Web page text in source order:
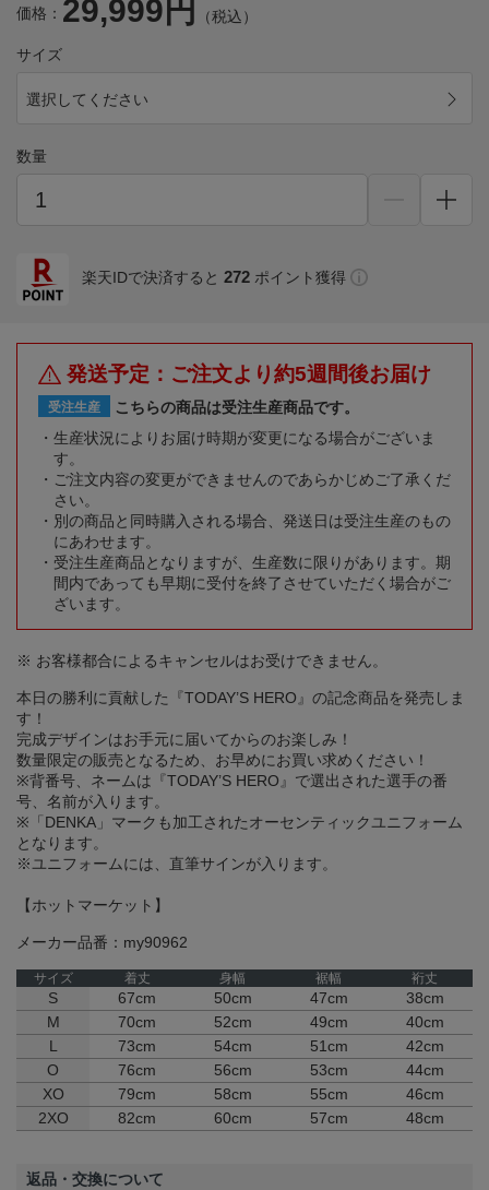
価格： 29,999円 （税込）
サイズ
選択してください
数量
楽天IDで決済すると 272 ポイント獲得
発送予定：ご注文より約5週間後お届け
受注生産
こちらの商品は受注生産商品です。
生産状況によりお届け時期が変更になる場合がございま
す。
ご注文内容の変更ができませんのであらかじめご了承くだ
さい。
別の商品と同時購入される場合、発送日は受注生産のもの
にあわせます。
受注生産商品となりますが、生産数に限りがあります。期
間内であっても早期に受付を終了させていただく場合がご
ざいます。
※ お客様都合によるキャンセルはお受けできません。
本日の勝利に貢献した『TODAY’S HERO』の記念商品を発売しま
す！
完成デザインはお手元に届いてからのお楽しみ！
数量限定の販売となるため、お早めにお買い求めください！
※背番号、ネームは『TODAY’S HERO』で選出された選手の番
号、名前が入ります。
※「DENKA」マークも加工されたオーセンティックユニフォーム
となります。
※ユニフォームには、直筆サインが入ります。
【ホットマーケット】
メーカー品番：my90962
サイズ 着丈 身幅 裾幅 裄丈
S 67cm 50cm 47cm
38cm
M
70cm 52cm 49cm
40cm
L
73cm 54cm 51cm
42cm
O
76cm 56cm 53cm
44cm
XO
79cm 58cm 55cm
46cm
2XO
82cm 60cm 57cm 48cm
返品・交換について